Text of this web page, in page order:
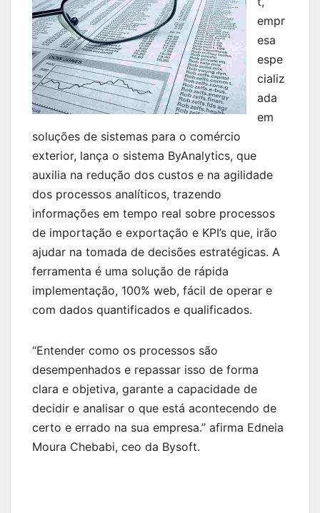
empr
esa
espe
cializ
ada
em
soluções de sistemas para o comércio
exterior, lança o sistema ByAnalytics, que
auxilia na redução dos custos e na agilidade
dos processos analíticos, trazendo
informações em tempo real sobre processos
de importação e exportação e KPI’s que, irão
ajudar na tomada de decisões estratégicas. A
ferramenta é uma solução de rápida
implementação, 100% web, fácil de operar e
com dados quantificados e qualificados.
“Entender como os processos são
desempenhados e repassar isso de forma
clara e objetiva, garante a capacidade de
decidir e analisar o que está acontecendo de
certo e errado na sua empresa.” afirma Edneia
Moura Chebabi, ceo da Bysoft.